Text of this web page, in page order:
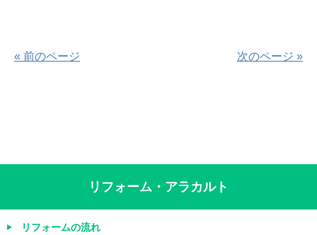
次のページ »
« 前のページ
リフォーム・アラカルト
リフォームの流れ